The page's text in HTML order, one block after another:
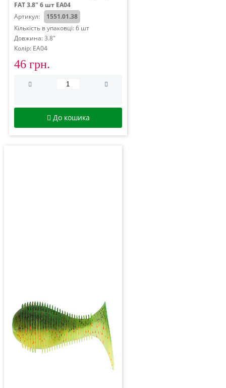
FAT 3.8" 6 шт EA04
Артикул:
1551.01.38
Кількість в упаковці: 6 шт
Довжина: 3.8"
Колір: EA04
46 грн.
До кошика